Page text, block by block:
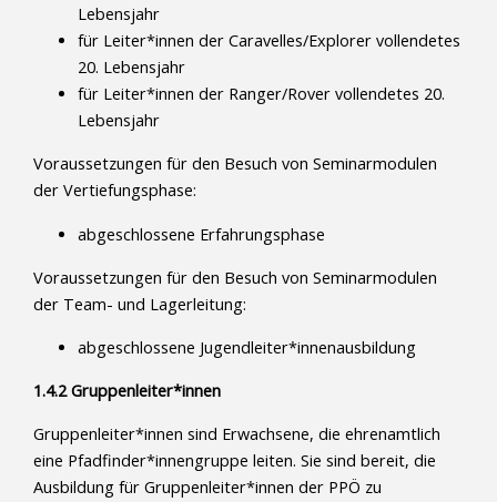
Lebensjahr
für Leiter*innen der Caravelles/Explorer vollendetes
20. Lebensjahr
für Leiter*innen der Ranger/Rover vollendetes 20.
Lebensjahr
Voraussetzungen für den Besuch von Seminarmodulen
der Vertiefungsphase:
abgeschlossene Erfahrungsphase
Voraussetzungen für den Besuch von Seminarmodulen
der Team- und Lagerleitung:
abgeschlossene Jugendleiter*innenausbildung
1.4.2 Gruppenleiter*innen
Gruppenleiter*innen sind Erwachsene, die ehrenamtlich
eine Pfadfinder*innengruppe leiten. Sie sind bereit, die
Ausbildung für Gruppenleiter*innen der PPÖ zu